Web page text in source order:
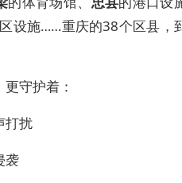
设施……重庆的38个区县，
守护着：
打扰
袭